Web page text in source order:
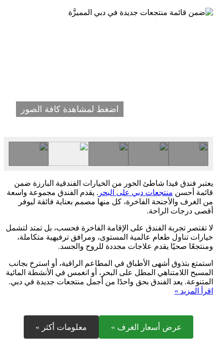
اضغط لمشاهدة كافة الصور
يعتبر فندق فيدا شاطئ الخور من الخيارات الفندقية البارزة ضمن
قائمة أحسن منتجعات دبي على البحر . يقدم الفندق مجموعة واسعة
من الغرف والأجنحة الفاخرة، كل منها مصمم بعناية فائقة ليوفر
أقصى درجات الراحة.
لا تقتصر تجربة الفندق على الإقامة الفاخرة فحسب، بل تمتد لتشمل
خيارات تناول طعام عالمية المستوى، ومرافق ترفيهية متكاملة،
ومنتجعًا صحيًا يقدم علاجات مجددة للروح والجسد.
استمتع بتذوق أشهى الأطباق في المطاعم الراقية، أو استرخ بجانب
المسبح اللامتناهي المطل على البحر، أو انغمس في الأنشطة المائية
المتنوعة. يعد الفندق بحق واحدًا من أجمل منتجعات جديدة في دبي.
اقرأ المزيد »
عرض أسعار الغرف » معلومات أكثر »